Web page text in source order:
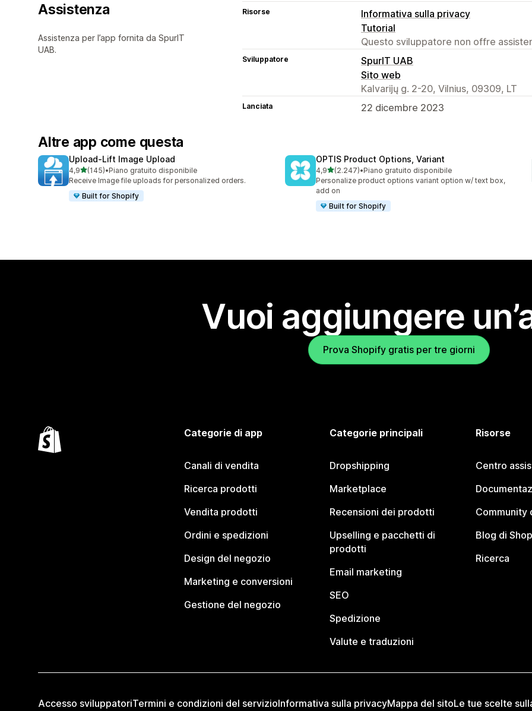
Assistenza
Assistenza per l’app fornita da SpurIT
UAB.
Risorse
Informativa sulla privacy
Tutorial
Questo sviluppatore non offre
Sviluppatore
SpurIT UAB
Sito web
Kalvarijų g. 2-20, Vilnius, 09309, LT
Lanciata 22 dicembre 2023
Altre app come questa
Upload‑Lift Image Upload
4,9stelle su 5
(145)
145 recensioni totali
•Piano gratuito disponibile
Receive Image file uploads for personalized orders.
Built for Shopify
OPTIS Product Options, Variant
4,9stelle su 5
(2.247)
2247 recensioni totali
•Piano gratuito disponibile
Personalize product options variant option w/ text box,
add on
Built for Shopify
Vuoi aggiungere
Prova Shopify gratis per tre giorni
Categorie di app
Canali di vendita
Ricerca prodotti
Vendita prodotti
Ordini e spedizioni
Design del negozio
Marketing e conversioni
Gestione del negozio
Categorie principali
Dropshipping
Marketplace
Recensioni dei prodotti
Upselling e pacchetti di
prodotti
Email marketing
SEO
Spedizione
Valute e traduzioni
Risorse
Centro
Community
Blog di
Ricerca
Accesso sviluppatoriTermini e condizioni del servizioInformativa sulla privacyMappa del sitoLe tue scelte